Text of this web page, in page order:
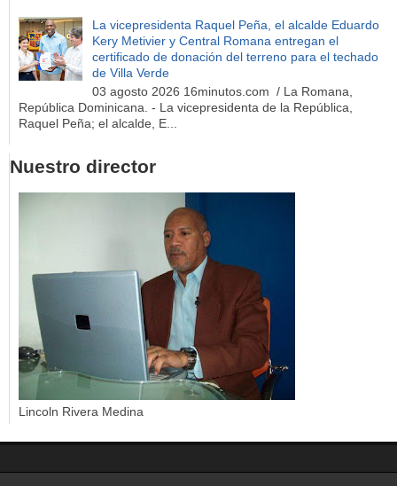
La vicepresidenta Raquel Peña, el alcalde Eduardo
Kery Metivier y Central Romana entregan el
certificado de donación del terreno para el techado
de Villa Verde
03 agosto 2026 16minutos.com / La Romana,
República Dominicana. - La vicepresidenta de la República,
Raquel Peña; el alcalde, E...
Nuestro director
Lincoln Rivera Medina